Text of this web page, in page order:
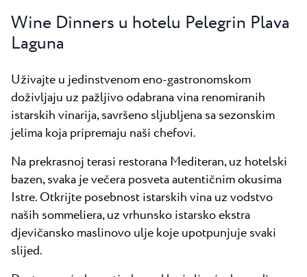
Wine Dinners u hotelu Pelegrin Plava
Laguna
Uživajte u jedinstvenom eno-gastronomskom
doživljaju uz pažljivo odabrana vina renomiranih
istarskih vinarija, savršeno sljubljena sa sezonskim
jelima koja pripremaju naši chefovi.
Na prekrasnoj terasi restorana Mediteran, uz hotelski
bazen, svaka je večera posveta autentičnim okusima
Istre. Otkrijte posebnost istarskih vina uz vodstvo
naših sommeliera, uz vrhunsko istarsko ekstra
djevičansko maslinovo ulje koje upotpunjuje svaki
slijed.